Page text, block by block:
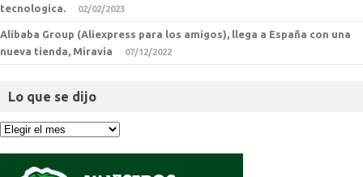
tecnologica.
02/02/2023
Alibaba Group (Aliexpress para los amigos), llega a España con una
nueva tienda, Miravia
07/12/2022
Lo que se dijo
Lo